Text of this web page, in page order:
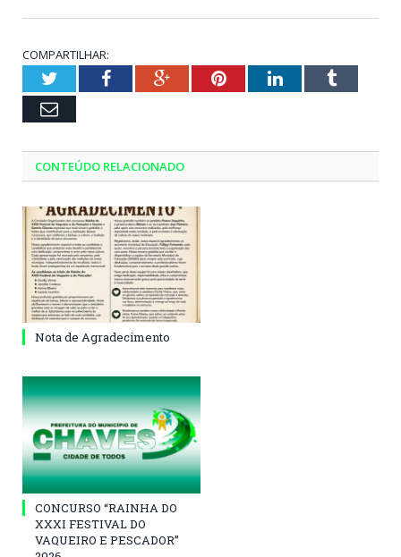
COMPARTILHAR:
TwitterFacebookGoogle+PinterestLinkedInTumblr
Email
CONTEÚDO RELACIONADO
Nota de Agradecimento
CONCURSO “RAINHA DO
XXXI FESTIVAL DO
VAQUEIRO E PESCADOR”